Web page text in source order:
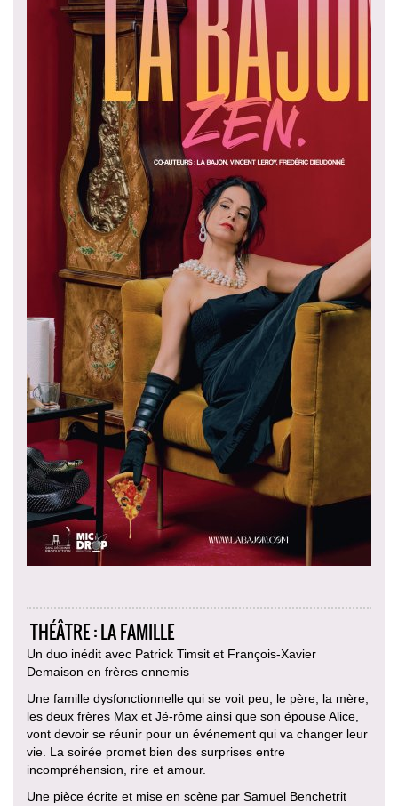
THÉÂTRE : LA FAMILLE
Un duo inédit avec Patrick Timsit et François-Xavier
Demaison en frères ennemis
Une famille dysfonctionnelle qui se voit peu, le père, la mère,
les deux frères Max et Jé-rôme ainsi que son épouse Alice,
vont devoir se réunir pour un événement qui va changer leur
vie. La soirée promet bien des surprises entre
incompréhension, rire et amour.
Une pièce écrite et mise en scène par Samuel Benchetrit